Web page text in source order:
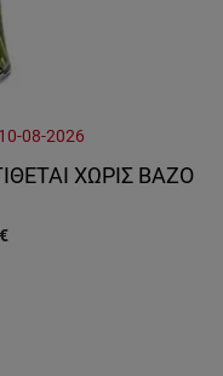
10-08-2026
ΧΩΡΙΣ ΒΑΖΟ
€